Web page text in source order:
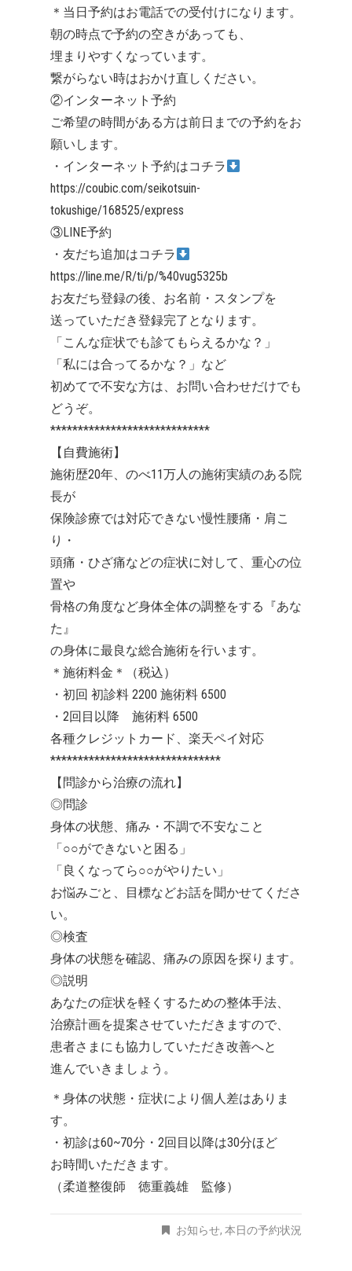
＊当日予約はお電話での受付けになります。
朝の時点で予約の空きがあっても、
埋まりやすくなっています。
繋がらない時はおかけ直しください。
②インターネット予約
ご希望の時間がある方は前日までの予約をお
願いします。
・インターネット予約はコチラ
https://coubic.com/seikotsuin-
tokushige/168525/express
③LINE予約
・友だち追加はコチラ
https://line.me/R/ti/p/%40vug5325b
お友だち登録の後、お名前・スタンプを
送っていただき登録完了となります。
「こんな症状でも診てもらえるかな？」
「私には合ってるかな？」など
初めてで不安な方は、お問い合わせだけでも
どうぞ。
*****************************
【自費施術】
施術歴20年、のべ11万人の施術実績のある院
長が
保険診療では対応できない慢性腰痛・肩こ
り・
頭痛・ひざ痛などの症状に対して、重心の位
置や
骨格の角度など身体全体の調整をする『あな
た』
の身体に最良な総合施術を行います。
＊施術料金＊（税込）
・初回 初診料 2200 施術料 6500
・2回目以降 施術料 6500
各種クレジットカード、楽天ペイ対応
*******************************
【問診から治療の流れ】
◎問診
身体の状態、痛み・不調で不安なこと
「○○ができないと困る」
「良くなってら○○がやりたい」
お悩みごと、目標などお話を聞かせてくださ
い。
◎検査
身体の状態を確認、痛みの原因を探ります。
◎説明
あなたの症状を軽くするための整体手法、
治療計画を提案させていただきますので、
患者さまにも協力していただき改善へと
進んでいきましょう。
＊身体の状態・症状により個人差はありま
す。
・初診は60~70分・2回目以降は30分ほど
お時間いただきます。
（柔道整復師 徳重義雄 監修）
お知らせ, 本日の予約状況